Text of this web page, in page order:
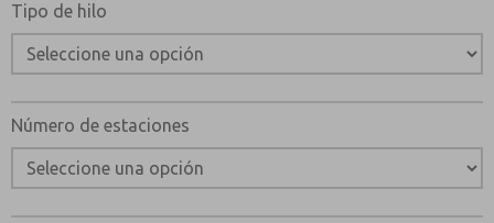
Tipo de hilo
Número de estaciones
¿Método de Contacto Preferido?
Correo Electrónico
Teléfono